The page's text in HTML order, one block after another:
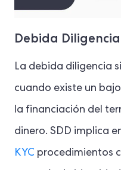
Debida
La debida diligencia
cuando existe un
la financiación del
dinero. SDD implica
KYC procedimientos